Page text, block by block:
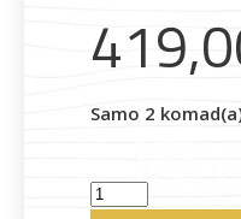
Samo 2
Sudoper